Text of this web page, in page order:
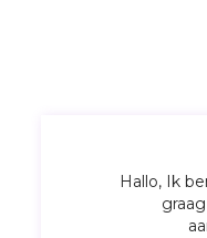
Hallo, Ik